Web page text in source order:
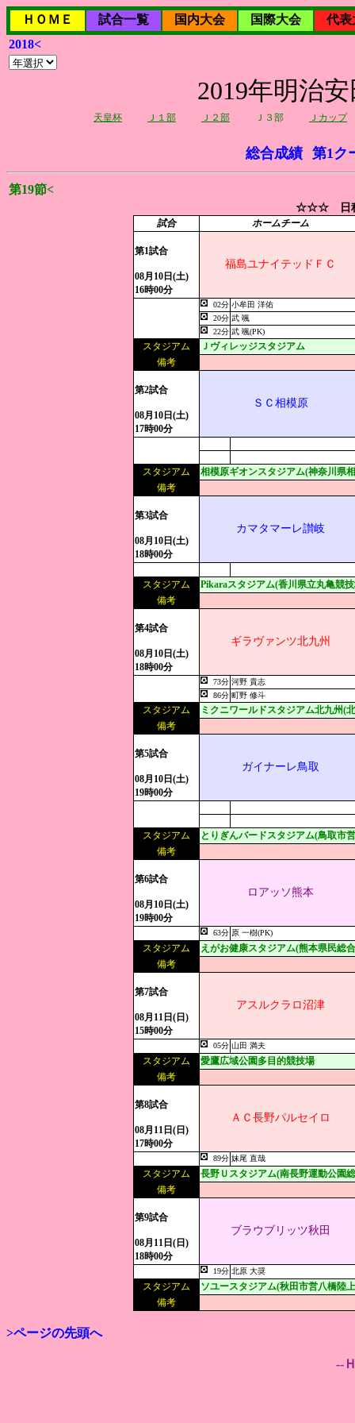
ＨＯＭＥ 試合一覧 国内大会 国際大会
代表
2018<
2019年明治
天皇杯 Ｊ１部 Ｊ２部 Ｊ３部 Ｊカップ
総合成績 第1ク
第19節<
☆☆☆ 日
試合 ホームチーム
第1試合
08月10日(土)
16時00分
福島ユナイテッドＦＣ
02分 小牟田 洋佑
20分 武 颯
22分 武 颯(PK)
スタジアム
Ｊヴィレッジスタジアム
備考
第2試合
08月10日(土)
17時00分
ＳＣ相模原
スタジアム
相模原ギオンスタジアム(神奈川県
備考
第3試合
08月10日(土)
18時00分
カマタマーレ讃岐
スタジアム
Pikaraスタジアム(香川県立丸亀競
備考
第4試合
08月10日(土)
18時00分
ギラヴァンツ北九州
73分 河野 貴志
86分 町野 修斗
スタジアム
ミクニワールドスタジアム北九州(
備考
第5試合
08月10日(土)
19時00分
ガイナーレ鳥取
スタジアム
とりぎんバードスタジアム(鳥取市
備考
第6試合
08月10日(土)
19時00分
ロアッソ熊本
63分 原 一樹(PK)
スタジアム
えがお健康スタジアム(熊本県民総
備考
第7試合
08月11日(日)
15時00分
アスルクラロ沼津
05分 山田 満夫
スタジアム
愛鷹広域公園多目的競技場
備考
第8試合
08月11日(日)
17時00分
ＡＣ長野パルセイロ
89分 妹尾 直哉
スタジアム
長野Ｕスタジアム(南長野運動公園
備考
第9試合
08月11日(日)
18時00分
ブラウブリッツ秋田
19分 北原 大奨
スタジアム
ソユースタジアム(秋田市営八橋陸
備考
>ページの先頭へ
--